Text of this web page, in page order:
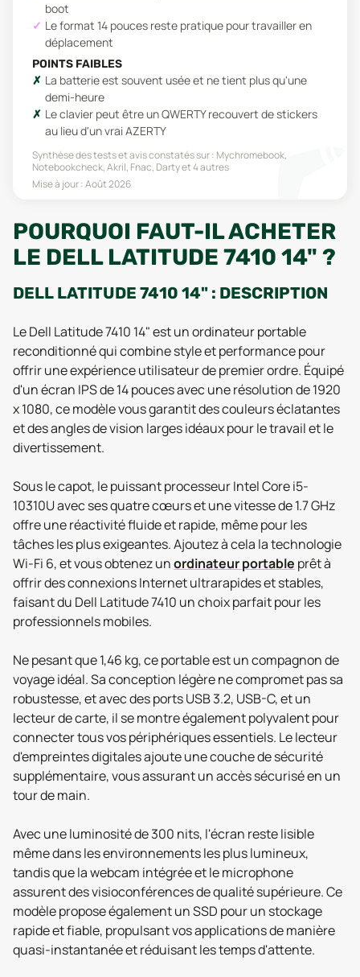
boot
Le format 14 pouces reste pratique pour travailler en
déplacement
POINTS FAIBLES
La batterie est souvent usée et ne tient plus qu'une
demi-heure
Le clavier peut être un QWERTY recouvert de stickers
au lieu d'un vrai AZERTY
Synthèse des tests et avis constatés sur : Mychromebook,
Notebookcheck, Akril, Fnac, Dartyet 4 autres
Mise à jour :Août 2026
POURQUOI FAUT-IL ACHETER
LE DELL LATITUDE 7410 14" ?
DELL LATITUDE 7410 14" : DESCRIPTION
Le Dell Latitude 7410 14" est un ordinateur portable
reconditionné qui combine style et performance pour
offrir une expérience utilisateur de premier ordre. Équipé
d'un écran IPS de 14 pouces avec une résolution de 1920
x 1080, ce modèle vous garantit des couleurs éclatantes
et des angles de vision larges idéaux pour le travail et le
divertissement.
Sous le capot, le puissant processeur Intel Core i5-
10310U avec ses quatre cœurs et une vitesse de 1.7 GHz
offre une réactivité fluide et rapide, même pour les
tâches les plus exigeantes. Ajoutez à cela la technologie
Wi-Fi 6, et vous obtenez unordinateur portable prêt à
offrir des connexions Internet ultrarapides et stables,
faisant du Dell Latitude 7410 un choix parfait pour les
professionnels mobiles.
Ne pesant que 1,46 kg, ce portable est un compagnon de
voyage idéal. Sa conception légère ne compromet pas sa
robustesse, et avec des ports USB 3.2, USB-C, et un
lecteur de carte, il se montre également polyvalent pour
connecter tous vos périphériques essentiels. Le lecteur
d'empreintes digitales ajoute une couche de sécurité
supplémentaire, vous assurant un accès sécurisé en un
tour de main.
Avec une luminosité de 300 nits, l'écran reste lisible
même dans les environnements les plus lumineux,
tandis que la webcam intégrée et le microphone
assurent des visioconférences de qualité supérieure. Ce
modèle propose également un SSD pour un stockage
rapide et fiable, propulsant vos applications de manière
quasi-instantanée et réduisant les temps d'attente.